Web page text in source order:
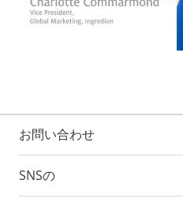
お問い合わせ
SNSの